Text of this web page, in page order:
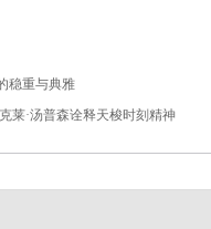
稳重与典雅
莱·汤普森诠释天梭时刻精神